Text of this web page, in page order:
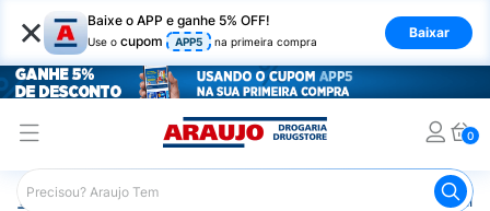
× Baixe o APP e ganhe 5% OFF!
Use o cupom APP5 na primeira compra
Baixar
0
Araujo Infantil Condicionador Infantil